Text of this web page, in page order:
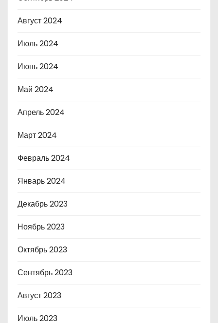
Август 2024
Июль 2024
Июнь 2024
Май 2024
Апрель 2024
Март 2024
Февраль 2024
Январь 2024
Декабрь 2023
Ноябрь 2023
Октябрь 2023
Сентябрь 2023
Август 2023
Июль 2023